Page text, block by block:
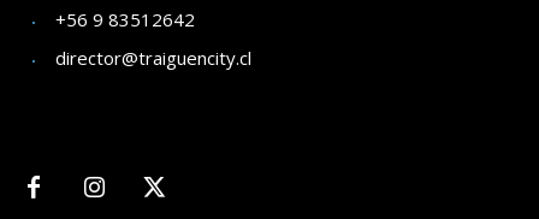
+56 9 83512642
director@traiguencity.cl